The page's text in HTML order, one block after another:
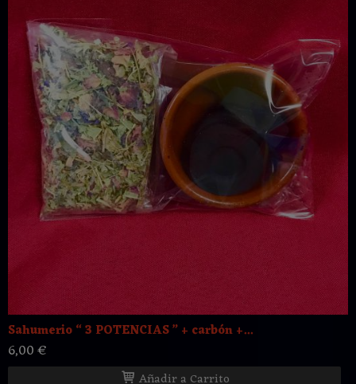
Sahumerio “ 3 POTENCIAS ” + carbón +...
6,00 €